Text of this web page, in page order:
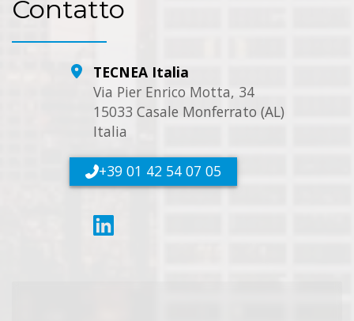
Contatto
TECNEA Italia
Via Pier Enrico Motta, 34
15033 Casale Monferrato (AL)
Italia
+39 01 42 54 07 05